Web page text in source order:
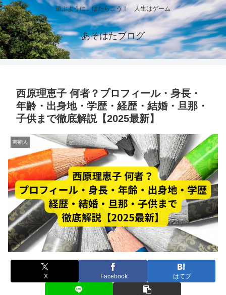
遊ぶように、はたらこう！ 人生はゲーム
あそはたブログ
西原理恵子 何者？プロフィール・身長・
年齢・出身地・学歴・経歴・結婚・旦那・
子供まで徹底解説【2025最新】
芸能人
X Facebook はてブ